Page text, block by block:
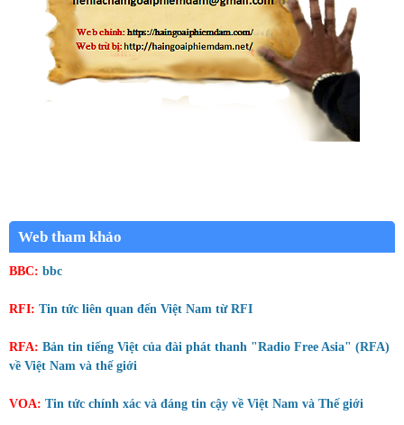
Web tham khảo
BBC: bbc
RFI: Tin tức liên quan đến Việt Nam từ RFI
RFA: Bản tin tiếng Việt của đài phát thanh "Radio Free Asia" (RFA)
về Việt Nam và thế giới
VOA: Tin tức chính xác và đáng tin cậy về Việt Nam và Thế giới